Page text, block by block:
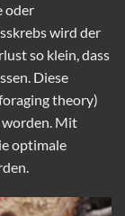
oder
wird der
so klein, dass
Diese
theory)
worden. Mit
optimale